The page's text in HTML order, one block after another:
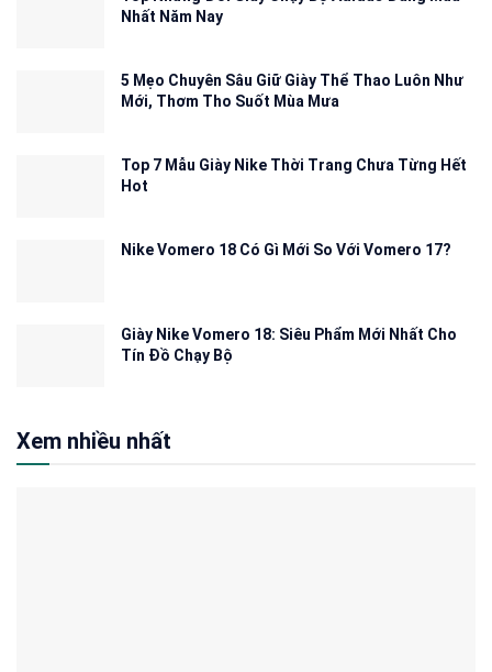
Nhất Năm Nay
5 Mẹo Chuyên Sâu Giữ Giày Thể Thao Luôn Như
Mới, Thơm Tho Suốt Mùa Mưa
Top 7 Mẫu Giày Nike Thời Trang Chưa Từng Hết
Hot
Nike Vomero 18 Có Gì Mới So Với Vomero 17?
Giày Nike Vomero 18: Siêu Phẩm Mới Nhất Cho
Tín Đồ Chạy Bộ
Xem nhiều nhất